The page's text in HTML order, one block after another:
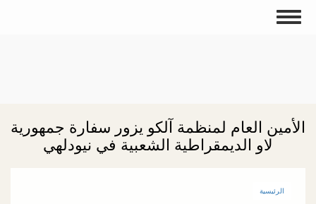
Toggle
الأمين العام لمنظمة آلكو يزور سفارة جمهورية
لاو الديمقراطية الشعبية في نيودلهي
الرئيسية